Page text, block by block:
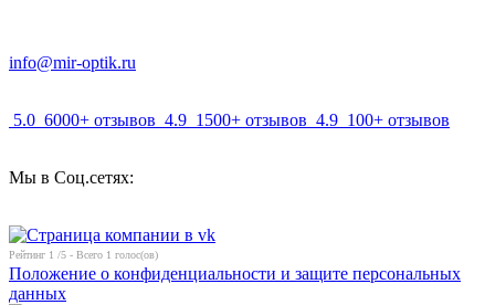
info@mir-optik.ru
5.0 6000+ отзывов 4.9 1500+ отзывов 4.9 100+ отзывов
Мы в Соц.сетях:
Рейтинг 1 /5 - Всего 1 голос(ов)
Положение о конфиденциальности и защите персональных
данных